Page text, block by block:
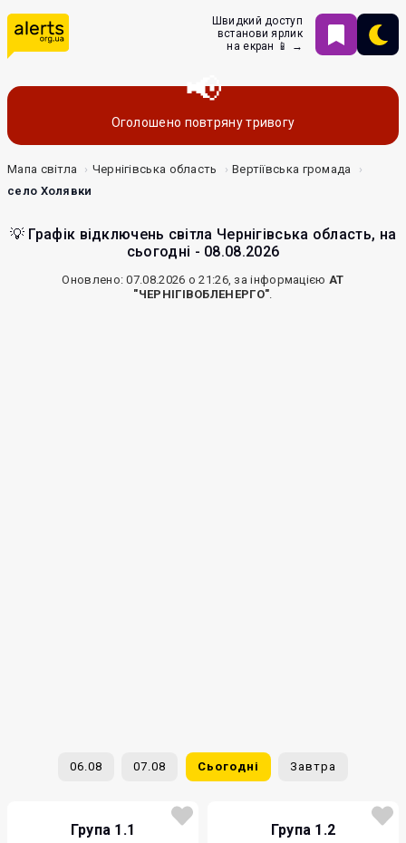
Швидкий доступ
встанови ярлик
на екран 📱 →
Оголошено повтряну тривогу
Мапа світла Чернігівська область
Вертіївська громада
село Холявки
💡 Графік відключень світла Чернігівська область, на
сьогодні - 08.08.2026
Оновлено: 07.08.2026 о 21:26, за інформацією АТ
"ЧЕРНІГІВОБЛЕНЕРГО".
06.08 07.08 Сьогодні Завтра
Група 1.1 Група 1.2